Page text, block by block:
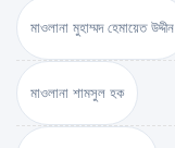
মাওলানা মুহাম্মদ হেমায়েত উদ্দীন
মাওলানা শামসুল হক